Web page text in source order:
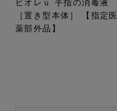
ビオレｕ 手指の消毒液
［置き型本体］ 【指定医
薬部外品】